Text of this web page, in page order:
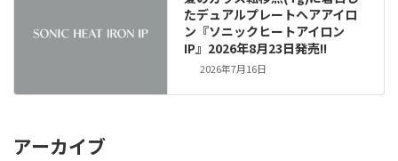
たデュアルプレートヘアアイロ
ン『ソニックヒートアイロン
IP』2026年8月23日発売!!
2026年7月16日
アーカイブ